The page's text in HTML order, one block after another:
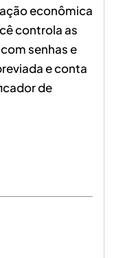
econômica
controla as
senhas e
e conta
de